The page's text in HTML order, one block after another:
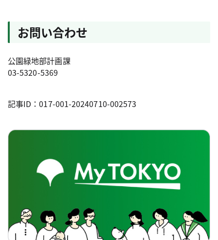
お問い合わせ
公園緑地部計画課
03-5320-5369
記事ID：017-001-20240710-002573